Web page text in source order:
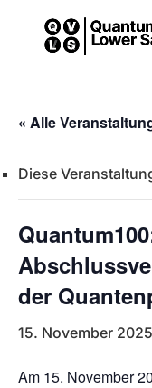
« Alle
Diese
der
15. November 2025
Am 15. November